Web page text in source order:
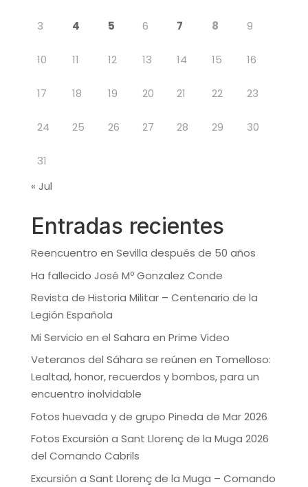
3 4 5 6 7 8 9
10 11 12 13 14 15 16
17 18 19 20 21 22 23
24 25 26 27 28 29 30
31
« Jul
Entradas recientes
Reencuentro en Sevilla después de 50 años
Ha fallecido José Mº Gonzalez Conde
Revista de Historia Militar – Centenario de la
Legión Española
Mi Servicio en el Sahara en Prime Video
Veteranos del Sáhara se reúnen en Tomelloso:
Lealtad, honor, recuerdos y bombos, para un
encuentro inolvidable
Fotos huevada y de grupo Pineda de Mar 2026
Fotos Excursión a Sant Llorenç de la Muga 2026
del Comando Cabrils
Excursión a Sant Llorenç de la Muga – Comando